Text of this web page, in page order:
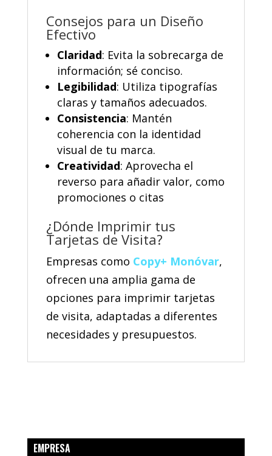
Consejos para un Diseño
Efectivo
Claridad: Evita la sobrecarga de
información; sé conciso.
Legibilidad: Utiliza tipografías
claras y tamaños adecuados.
Consistencia: Mantén
coherencia con la identidad
visual de tu marca.
Creatividad: Aprovecha el
reverso para añadir valor, como
promociones o citas
¿Dónde Imprimir tus
Tarjetas de Visita?
Empresas como Copy+ Monóvar,
ofrecen una amplia gama de
opciones para imprimir tarjetas
de visita, adaptadas a diferentes
necesidades y presupuestos.
EMPRESA